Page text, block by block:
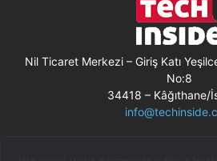
Nil Ticaret Merkezi – Giriş Katı
No:8
34418 – Kâğıthane/